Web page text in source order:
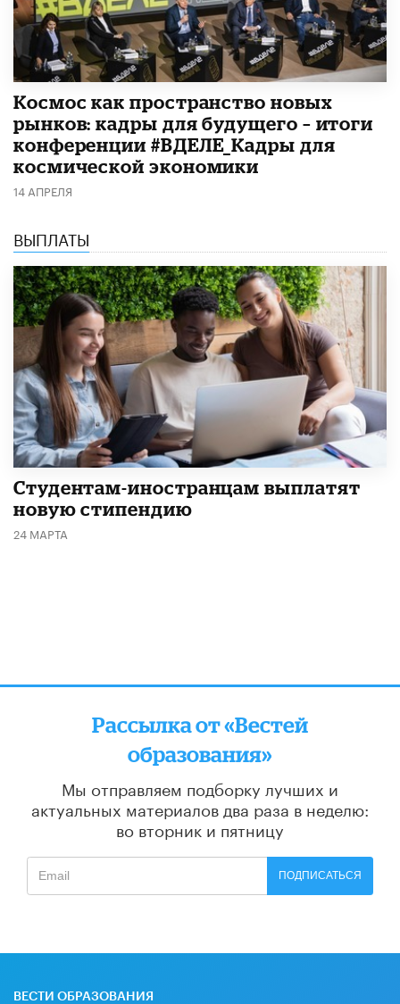
Космос как пространство новых
рынков: кадры для будущего – итоги
конференции #ВДЕЛЕ_Кадры для
космической экономики
14 АПРЕЛЯ
ВЫПЛАТЫ
Студентам-иностранцам выплатят
новую стипендию
24 МАРТА
Рассылка от «Вестей
образования»
Мы отправляем подборку лучших и
актуальных материалов два раза в неделю:
во вторник и пятницу
ПОДПИСАТЬСЯ
ВЕСТИ ОБРАЗОВАНИЯ